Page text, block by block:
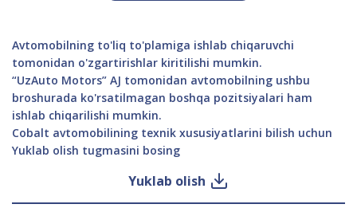
Avtomobilning to'liq to'plamiga ishlab chiqaruvchi
tomonidan o'zgartirishlar kiritilishi mumkin.
“UzAuto Motors” AJ tomonidan avtomobilning ushbu
broshurada ko'rsatilmagan boshqa pozitsiyalari ham
ishlab chiqarilishi mumkin.
Cobalt avtomobilining texnik xususiyatlarini bilish uchun
Yuklab olish tugmasini bosing
Yuklab olish